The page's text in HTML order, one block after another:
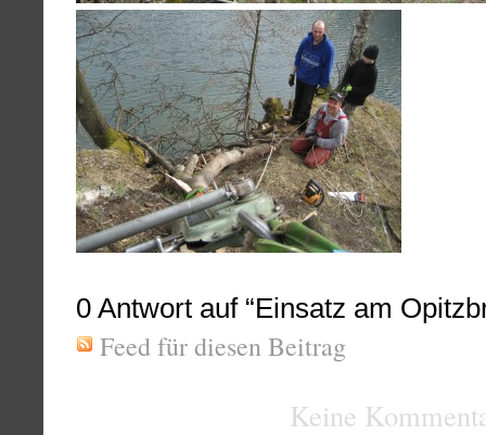
0 Antwort auf “Einsatz am
Feed für diesen Beitrag
Keine